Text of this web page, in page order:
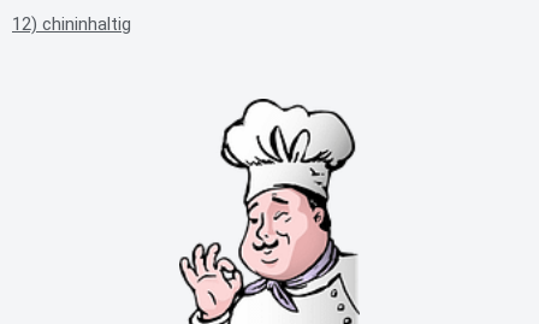
12) chininhaltig